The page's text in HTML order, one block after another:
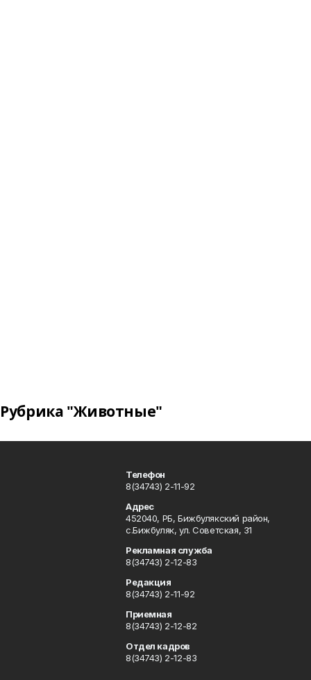
Рубрика "Животные"
Телефон
8(34743) 2-11-92
Адрес
452040, РБ, Бижбулякский район,
с.Бижбуляк, ул. Советская, 31
Рекламная служба
8(34743) 2-12-83
Редакция
8(34743) 2-11-92
Приемная
8(34743) 2-12-82
Отдел кадров
8(34743) 2-12-83